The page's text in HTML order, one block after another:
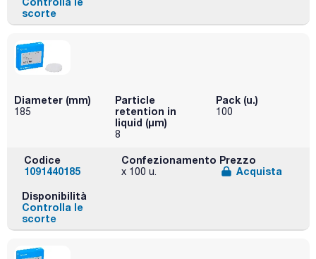
scorte
Diameter (mm)
185
Particle
retention in
liquid (μm)
8
Pack (u.)
100
Codice
1091440185
Confezionamento
x 100 u.
Prezzo
Acquista
Disponibilità
Controlla le
scorte